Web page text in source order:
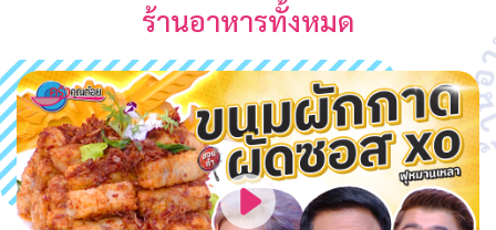
ร้านอาหารทั้งหมด